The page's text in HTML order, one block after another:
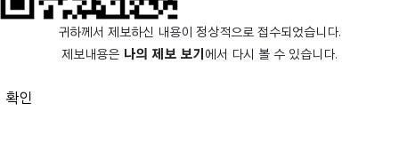
귀하께서 제보하신 내용이 정상적으로 접수되었습니다.
제보내용은 나의 제보 보기 에서 다시 볼 수 있습니다.
확인